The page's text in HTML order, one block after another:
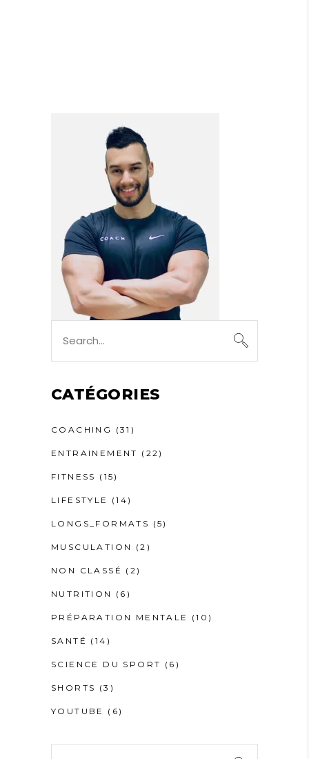
for:
CATÉGORIES
COACHING (31)
ENTRAINEMENT (22)
FITNESS (15)
LIFESTYLE (14)
LONGS_FORMATS (5)
MUSCULATION (2)
NON CLASSÉ (2)
NUTRITION (6)
PRÉPARATION MENTALE (10)
SANTÉ (14)
SCIENCE DU SPORT (6)
SHORTS (3)
YOUTUBE (6)